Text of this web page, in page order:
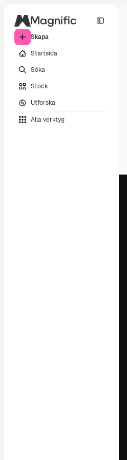
Skapa
Startsida
Söka
Stock
Utforska
Alla verktyg